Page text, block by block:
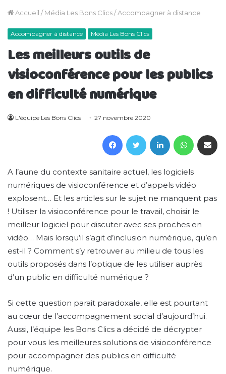
Accueil / Média Les Bons Clics/Accompagner à distance
Accompagner à distance Média Les Bons Clics
Les meilleurs outils de
visioconférence pour les publics
en difficulté numérique
L'équipe Les Bons Clics 27 novembre 2020
FacebookTwitter Linkedin
A l’aune du contexte sanitaire actuel, les logiciels
numériques de visioconférence et d’appels vidéo
explosent… Et les articles sur le sujet ne manquent pas
! Utiliser la visioconférence pour le travail, choisir le
meilleur logiciel pour discuter avec ses proches en
vidéo… Mais lorsqu’il s’agit d’inclusion numérique, qu’en
est-il ? Comment s’y retrouver au milieu de tous les
outils proposés dans l’optique de les utiliser auprès
d’un public en difficulté numérique ?
Si cette question parait paradoxale, elle est pourtant
au cœur de l’accompagnement social d’aujourd’hui.
Aussi, l’équipe les Bons Clics a décidé de décrypter
pour vous les meilleures solutions de visioconférence
pour accompagner des publics en difficulté
numérique.